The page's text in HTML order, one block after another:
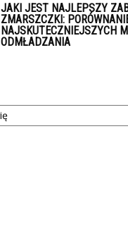
JAKI JEST NAJLEPSZY
ZMARSZCZKI:
NAJSKUTECZNIEJSZYCH
ODMŁADZANIA